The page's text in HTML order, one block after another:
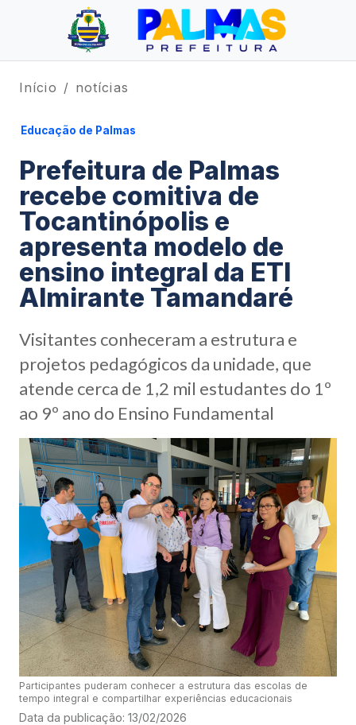
Início notícias
Educação de Palmas
Prefeitura de Palmas
recebe comitiva de
Tocantinópolis e
apresenta modelo de
ensino integral da ETI
Almirante Tamandaré
Visitantes conheceram a estrutura e
projetos pedagógicos da unidade, que
atende cerca de 1,2 mil estudantes do 1º
ao 9º ano do Ensino Fundamental
Participantes puderam conhecer a estrutura das escolas de
tempo integral e compartilhar experiências educacionais
Data da publicação: 13/02/2026